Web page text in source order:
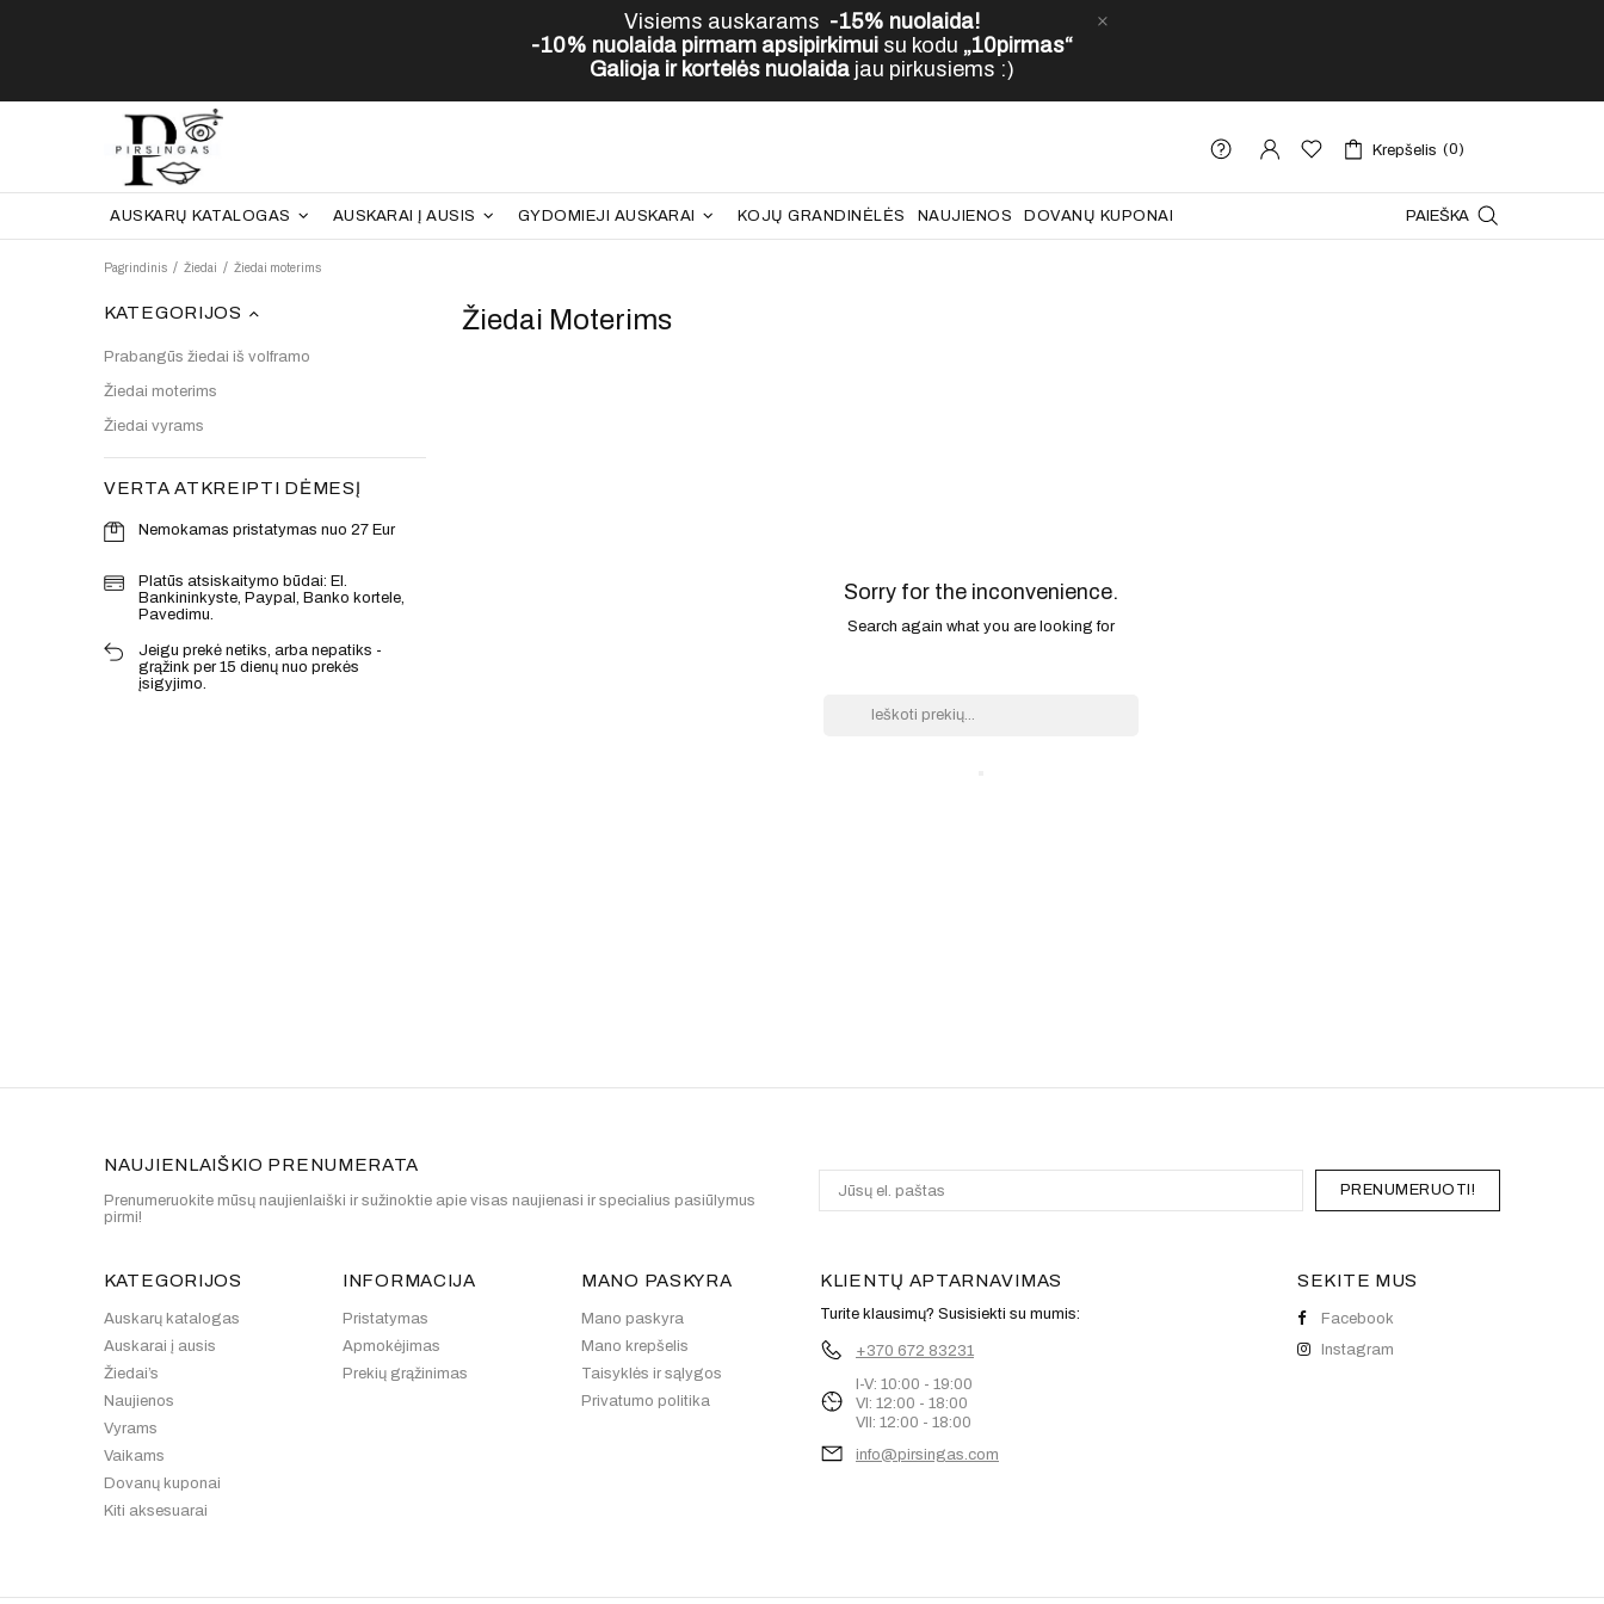
Visiems auskarams -15% nuolaida!
-10% nuolaida pirmam apsipirkimui su kodu „10pirmas“
Galioja ir kortelės nuolaida jau pirkusiems :)
Krepšelis (0)
AUSKARŲ KATALOGAS AUSKARAI Į AUSIS GYDOMIEJI AUSKARAI KOJŲ GRANDINĖLĖS NAUJIENOS DOVANŲ KUPONAI PAIEŠKA
Pagrindinis Žiedai Žiedai moterims
KATEGORIJOS
Prabangūs žiedai iš volframo
Žiedai moterims
Žiedai vyrams
VERTA ATKREIPTI DĖMESĮ
Nemokamas pristatymas nuo 27 Eur
Platūs atsiskaitymo būdai: El.
Bankininkyste, Paypal, Banko kortele,
Pavedimu.
Jeigu prekė netiks, arba nepatiks -
grąžink per 15 dienų nuo prekės
įsigyjimo.
Žiedai Moterims
Sorry for the inconvenience.
Search again what you are looking for
NAUJIENLAIŠKIO PRENUMERATA
Prenumeruokite mūsų naujienlaiški ir sužinoktie apie visas naujienasi ir specialius pasiūlymus
pirmi!
PRENUMERUOTI!
KATEGORIJOS
Auskarų katalogas
Auskarai į ausis
Žiedai’s
Naujienos
Vyrams
Vaikams
Dovanų kuponai
Kiti aksesuarai
INFORMACIJA
Pristatymas
Apmokėjimas
Prekių grąžinimas
MANO PASKYRA
Mano paskyra
Mano krepšelis
Taisyklės ir sąlygos
Privatumo politika
KLIENTŲ APTARNAVIMAS
Turite klausimų? Susisiekti su mumis:
+370 672 83231
I-V: 10:00 - 19:00
VI: 12:00 - 18:00
VII: 12:00 - 18:00
info@pirsingas.com
SEKITE MUS
Facebook
Instagram